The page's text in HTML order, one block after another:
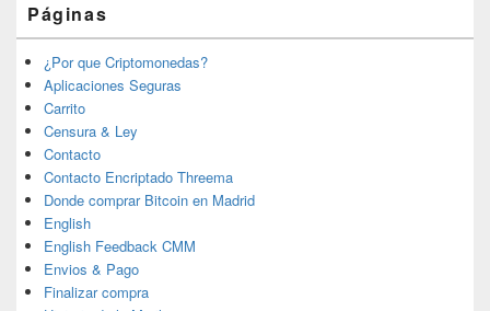
Páginas
¿Por que Criptomonedas?
Aplicaciones Seguras
Carrito
Censura & Ley
Contacto
Contacto Encriptado Threema
Donde comprar Bitcoin en Madrid
English
English Feedback CMM
Envios & Pago
Finalizar compra